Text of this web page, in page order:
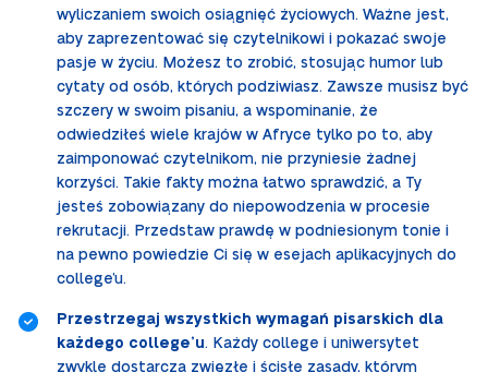
wyliczaniem swoich osiągnięć życiowych. Ważne jest,
aby zaprezentować się czytelnikowi i pokazać swoje
pasje w życiu. Możesz to zrobić, stosując humor lub
cytaty od osób, których podziwiasz. Zawsze musisz być
szczery w swoim pisaniu, a wspominanie, że
odwiedziłeś wiele krajów w Afryce tylko po to, aby
zaimponować czytelnikom, nie przyniesie żadnej
korzyści. Takie fakty można łatwo sprawdzić, a Ty
jesteś zobowiązany do niepowodzenia w procesie
rekrutacji. Przedstaw prawdę w podniesionym tonie i
na pewno powiedzie Ci się w esejach aplikacyjnych do
college’u.
Przestrzegaj wszystkich wymagań pisarskich dla
każdego college’u. Każdy college i uniwersytet
zwykle dostarcza zwięzłe i ścisłe zasady, którym